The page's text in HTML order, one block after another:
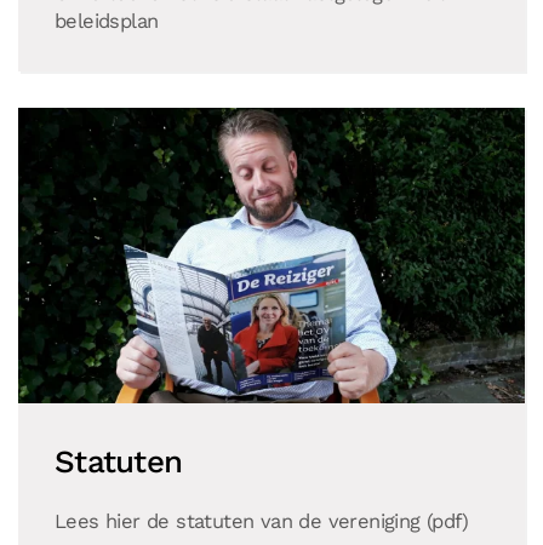
beleidsplan
Statuten
Lees hier de statuten van de vereniging (pdf)